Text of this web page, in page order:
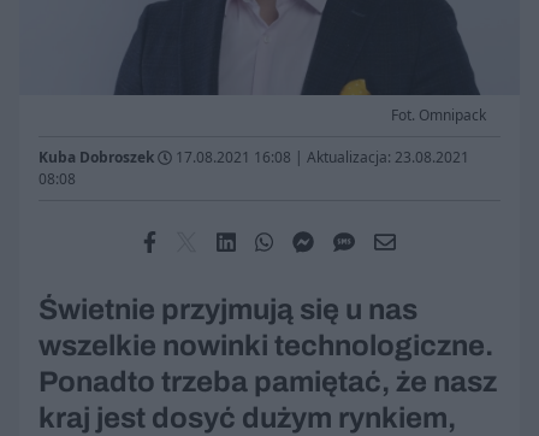
Fot. Omnipack
Kuba Dobroszek 17.08.2021 16:08 | Aktualizacja: 23.08.2021
08:08
Świetnie przyjmują się u nas
wszelkie nowinki technologiczne.
Ponadto trzeba pamiętać, że nasz
kraj jest dosyć dużym rynkiem,